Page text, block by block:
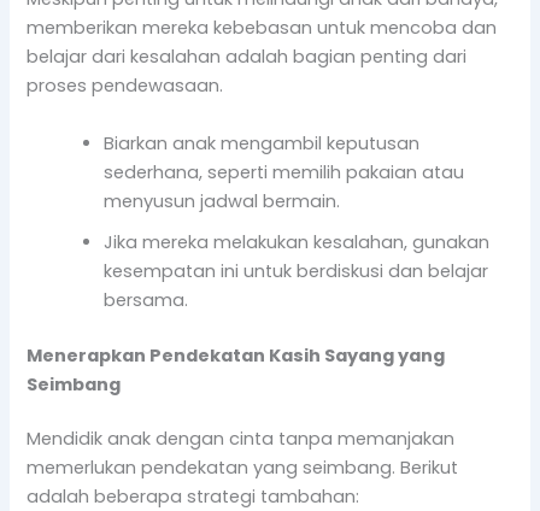
memberikan mereka kebebasan untuk mencoba dan
belajar dari kesalahan adalah bagian penting dari
proses pendewasaan.
Biarkan anak mengambil keputusan
sederhana, seperti memilih pakaian atau
menyusun jadwal bermain.
Jika mereka melakukan kesalahan, gunakan
kesempatan ini untuk berdiskusi dan belajar
bersama.
Menerapkan Pendekatan Kasih Sayang yang
Seimbang
Mendidik anak dengan cinta tanpa memanjakan
memerlukan pendekatan yang seimbang. Berikut
adalah beberapa strategi tambahan: